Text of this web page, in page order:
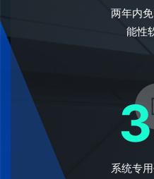
两年内
能性
3
系统专